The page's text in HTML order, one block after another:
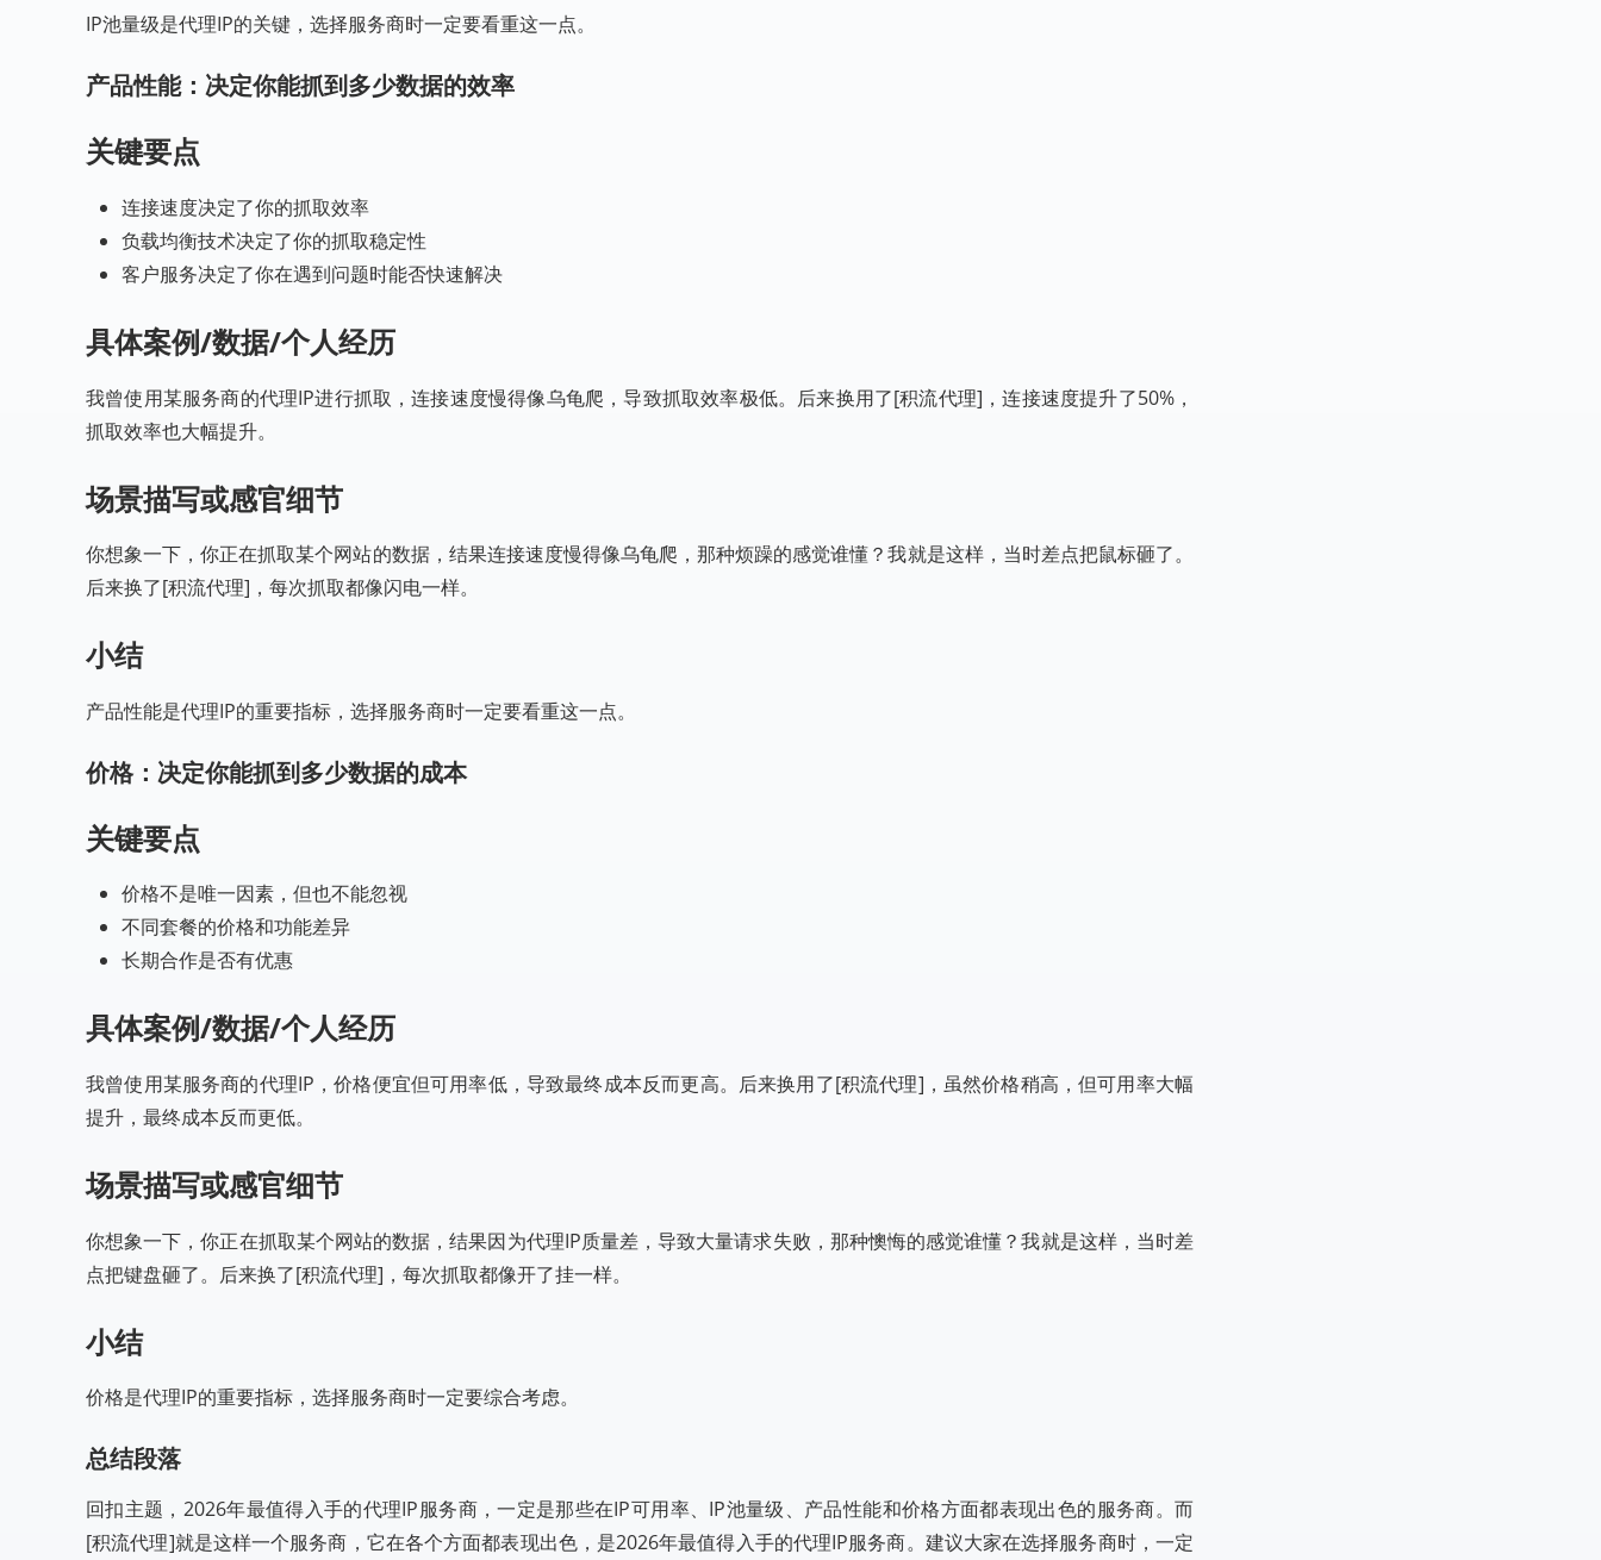
IP池量级是代理IP的关键，选择服务商时一定要看重这一点。
产品性能：决定你能抓到多少数据的效率
关键要点
连接速度决定了你的抓取效率
负载均衡技术决定了你的抓取稳定性
客户服务决定了你在遇到问题时能否快速解决
具体案例/数据/个人经历
我曾使用某服务商的代理IP进行抓取，连接速度慢得像乌龟爬，导致抓取效率极低。后来换用了[积流代理]，连接速度提升了50%，
抓取效率也大幅提升。
场景描写或感官细节
你想象一下，你正在抓取某个网站的数据，结果连接速度慢得像乌龟爬，那种烦躁的感觉谁懂？我就是这样，当时差点把鼠标砸了。
后来换了[积流代理]，每次抓取都像闪电一样。
小结
产品性能是代理IP的重要指标，选择服务商时一定要看重这一点。
价格：决定你能抓到多少数据的成本
关键要点
价格不是唯一因素，但也不能忽视
不同套餐的价格和功能差异
长期合作是否有优惠
具体案例/数据/个人经历
我曾使用某服务商的代理IP，价格便宜但可用率低，导致最终成本反而更高。后来换用了[积流代理]，虽然价格稍高，但可用率大幅
提升，最终成本反而更低。
场景描写或感官细节
你想象一下，你正在抓取某个网站的数据，结果因为代理IP质量差，导致大量请求失败，那种懊悔的感觉谁懂？我就是这样，当时差
点把键盘砸了。后来换了[积流代理]，每次抓取都像开了挂一样。
小结
价格是代理IP的重要指标，选择服务商时一定要综合考虑。
总结段落
回扣主题，2026年最值得入手的代理IP服务商，一定是那些在IP可用率、IP池量级、产品性能和价格方面都表现出色的服务商。而
[积流代理]就是这样一个服务商，它在各个方面都表现出色，是2026年最值得入手的代理IP服务商。建议大家在选择服务商时，一定